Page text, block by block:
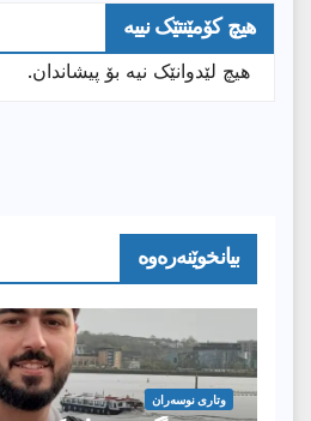
هیچ کۆمێنتێک نییە
هیچ لێدوانێک نیە بۆ پیشاندان.
بیانخوێنەرەوە
وتارى نوسەران